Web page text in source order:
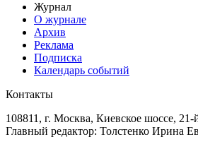
Журнал
О журнале
Архив
Реклама
Подписка
Календарь событий
Контакты
108811, г. Москва, Киевское шоссе,
Главный редактор: Толстенко Ирина